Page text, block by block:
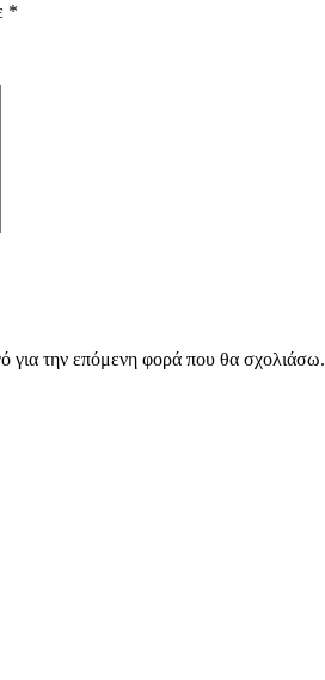
*
για την επόμενη φορά που θα σχολιάσω.